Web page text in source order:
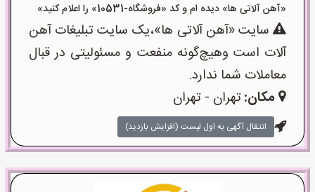
«آهن آلاتی ها» دیده ام و کد «فروشگاه-10531» را اعلام کنید»
سایت «آهن آلاتی ها»،یک سایت تبلیغات آهن
آلات است وهیچ‌گونه منفعت و مسئولیتی در قبال
معاملات شما ندارد.
مکان:تهران - تهران
انتقال آگهی به اول لیست (افزایش بازدید)